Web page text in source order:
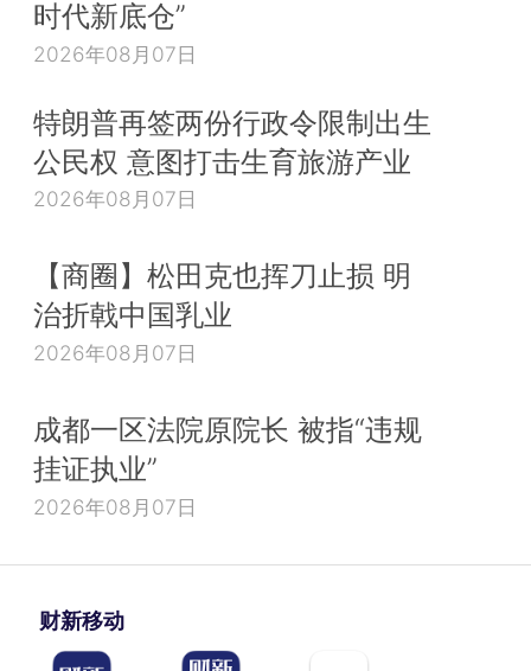
时代新底仓”
2026年08月07日
特朗普再签两份行政令限制出生
公民权 意图打击生育旅游产业
2026年08月07日
【商圈】松田克也挥刀止损 明
治折戟中国乳业
2026年08月07日
成都一区法院原院长 被指“违规
挂证执业”
2026年08月07日
财新移动